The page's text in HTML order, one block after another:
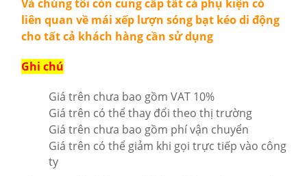
Và chúng tôi còn cung cấp tất cả phụ kiện có
liên quan về mái xếp lượn sóng bạt kéo di động
cho tất cả khách hàng cần sử dụng
Ghi chú
Giá trên chưa bao gồm VAT 10%
Giá trên có thể thay đổi theo thị trường
Giá trên chưa bao gồm phí vận chuyển
Giá trên có thể giảm khi gọi trực tiếp vào công
ty